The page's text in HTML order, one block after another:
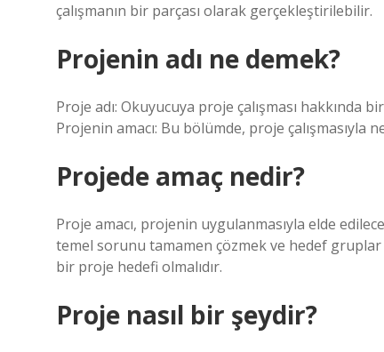
çalışmanın bir parçası olarak gerçekleştirilebilir.
Projenin adı ne demek?
Proje adı: Okuyucuya proje çalışması hakkında
Projenin amacı: Bu bölümde, proje çalışmasıyla
Projede amaç nedir?
Proje amacı, projenin uygulanmasıyla elde
temel sorunu tamamen çözmek ve hedef
bir proje hedefi olmalıdır.
Proje nasıl bir şeydir?